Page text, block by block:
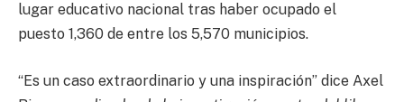
lugar educativo nacional tras haber ocupado el
puesto 1,360 de entre los 5,570 municipios.
“Es un caso extraordinario y una inspiración” dice Axel